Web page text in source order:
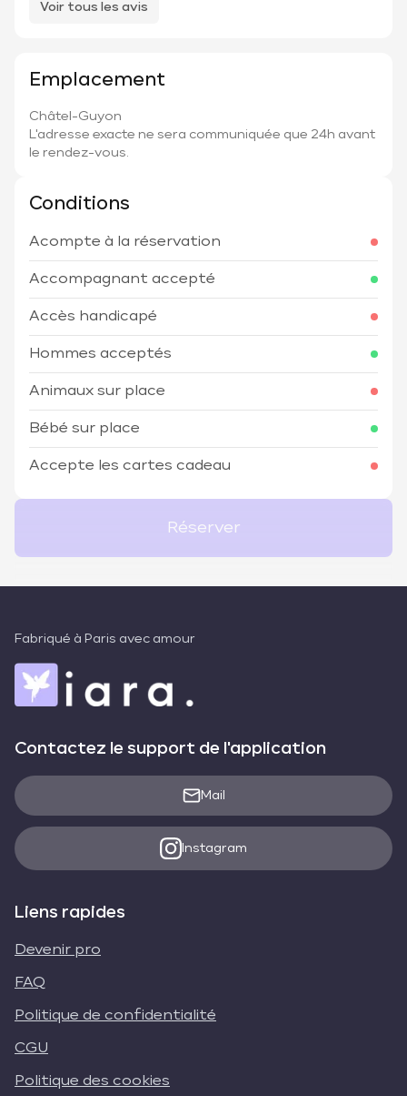
Voir tous les avis
Emplacement
Châtel-Guyon
L'adresse exacte ne sera communiquée que 24h avant
le rendez-vous.
Conditions
Acompte à la réservation
Accompagnant accepté
Accès handicapé
Hommes acceptés
Animaux sur place
Bébé sur place
Accepte les cartes cadeau
Réserver
Fabriqué à Paris avec amour
Contactez le support de l'application
Mail
Instagram
Liens rapides
Devenir pro
FAQ
Politique de confidentialité
CGU
Politique des cookies